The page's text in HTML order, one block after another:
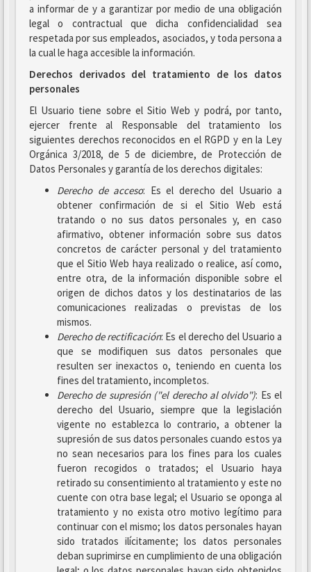
a informar de y a garantizar por medio de una obligación
legal o contractual que dicha confidencialidad sea
respetada por sus empleados, asociados, y toda persona a
la cual le haga accesible la información.
Derechos derivados del tratamiento de los datos
personales
El Usuario tiene sobre el Sitio Web y podrá, por tanto,
ejercer frente al Responsable del tratamiento los
siguientes derechos reconocidos en el RGPD y en la Ley
Orgánica 3/2018, de 5 de diciembre, de Protección de
Datos Personales y garantía de los derechos digitales:
Derecho de acceso: Es el derecho del Usuario a
obtener confirmación de si el Sitio Web está
tratando o no sus datos personales y, en caso
afirmativo, obtener información sobre sus datos
concretos de carácter personal y del tratamiento
que el Sitio Web haya realizado o realice, así como,
entre otra, de la información disponible sobre el
origen de dichos datos y los destinatarios de las
comunicaciones realizadas o previstas de los
mismos.
Derecho de rectificación: Es el derecho del Usuario a
que se modifiquen sus datos personales que
resulten ser inexactos o, teniendo en cuenta los
fines del tratamiento, incompletos.
Derecho de supresión ("el derecho al olvido"): Es el
derecho del Usuario, siempre que la legislación
vigente no establezca lo contrario, a obtener la
supresión de sus datos personales cuando estos ya
no sean necesarios para los fines para los cuales
fueron recogidos o tratados; el Usuario haya
retirado su consentimiento al tratamiento y este no
cuente con otra base legal; el Usuario se oponga al
tratamiento y no exista otro motivo legítimo para
continuar con el mismo; los datos personales hayan
sido tratados ilícitamente; los datos personales
deban suprimirse en cumplimiento de una obligación